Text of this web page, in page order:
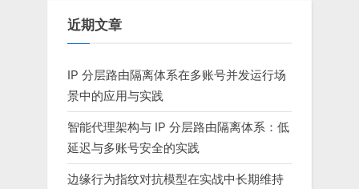
近期文章
IP 分层路由隔离体系在多账号并发运行场
景中的应用与实践
智能代理架构与 IP 分层路由隔离体系：低
延迟与多账号安全的实践
边缘行为指纹对抗模型在实战中长期维持